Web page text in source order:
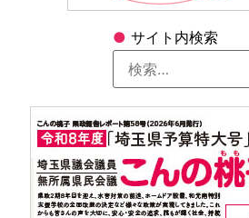
● サイト内検索